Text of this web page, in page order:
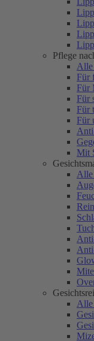
Pflege
Alle
Für
Für
Für
Für
Für
Mit
Alle
Alle